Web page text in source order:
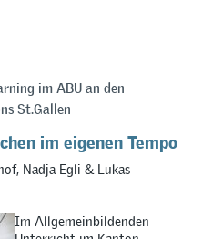
im ABU an den
St.Gallen
im eigenen Tempo
Nadja Egli & Lukas
Im Allgemeinbildenden